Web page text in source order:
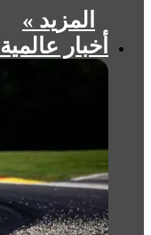
المزيد »
أخبار عالمية